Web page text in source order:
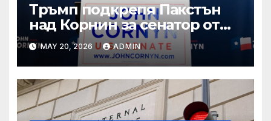
Тръмп подкрепя Пакстън
над Корнин за сенатор от
Тексас в шокираща
подкрепа
MAY 20, 2026 ADMIN